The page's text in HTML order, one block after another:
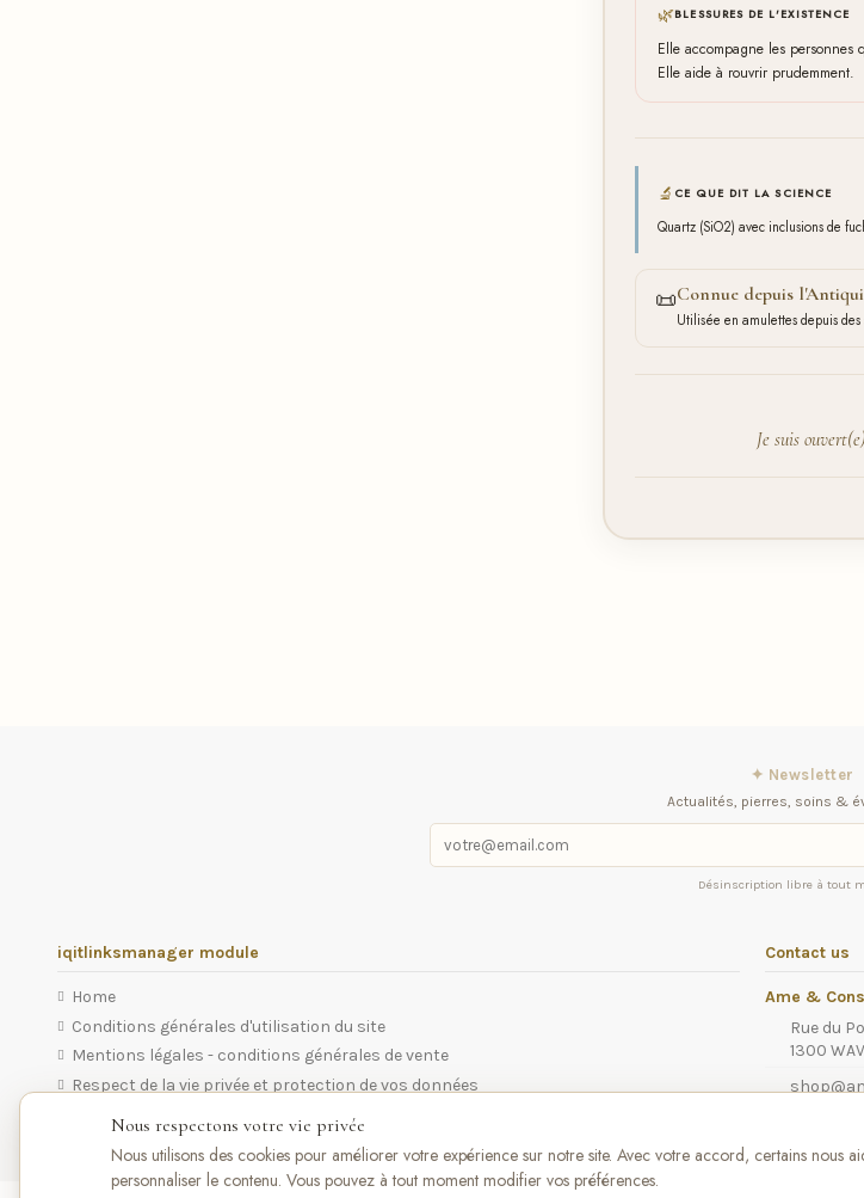
🌿BLESSURES DE L'EXISTENCE
Elle accompagne les
Elle aide à rouvrir prudemment.
🔬 CE QUE DIT LA SCIENCE
Quartz (SiO2) avec inclusions de
📜Connue depuis
Utilisée en amulettes depuis
Je suis
✦ Newsletter
Actualités, pierres, soins &
Désinscription libre à tout
iqitlinksmanager module
Home
Conditions générales d'utilisation du site
Mentions légales - conditions générales de vente
Respect de la vie privée et protection de vos données
Contact us
Ame &
Rue du
1300
Nous respectons votre vie privée
Nous utilisons des cookies pour améliorer votre expérience sur notre site. Avec votre accord, certains nous
personnaliser le contenu. Vous pouvez à tout moment modifier vos préférences.